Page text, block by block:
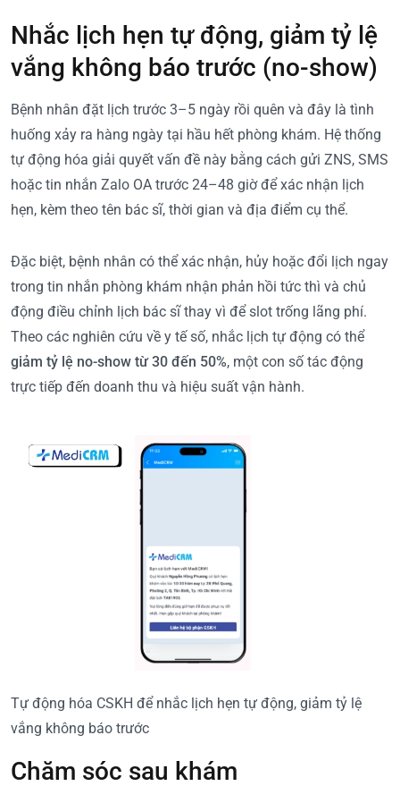
Nhắc lịch hẹn tự động, giảm tỷ lệ
vắng không báo trước (no-show)
Bệnh nhân đặt lịch trước 3–5 ngày rồi quên và đây là tình
huống xảy ra hàng ngày tại hầu hết phòng khám. Hệ thống
tự động hóa giải quyết vấn đề này bằng cách gửi ZNS, SMS
hoặc tin nhắn Zalo OA trước 24–48 giờ để xác nhận lịch
hẹn, kèm theo tên bác sĩ, thời gian và địa điểm cụ thể.
Đặc biệt, bệnh nhân có thể xác nhận, hủy hoặc đổi lịch ngay
trong tin nhắn phòng khám nhận phản hồi tức thì và chủ
động điều chỉnh lịch bác sĩ thay vì để slot trống lãng phí.
Theo các nghiên cứu về y tế số, nhắc lịch tự động có thể
giảm tỷ lệ no-show từ 30 đến 50%, một con số tác động
trực tiếp đến doanh thu và hiệu suất vận hành.
Tự động hóa CSKH để nhắc lịch hẹn tự động, giảm tỷ lệ
vắng không báo trước
Chăm sóc sau khám